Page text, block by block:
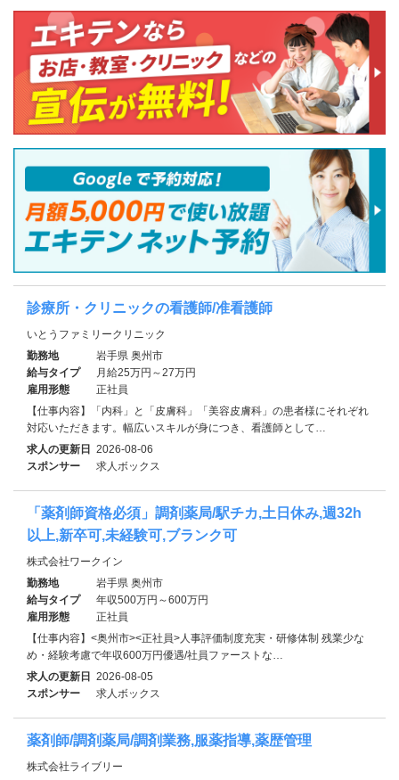
診療所・クリニックの看護師/准看護師
いとうファミリークリニック
勤務地
岩手県 奥州市
給与タイプ
月給25万円～27万円
雇用形態
正社員
【仕事内容】「内科」と「皮膚科」「美容皮膚科」の患者様にそれぞれ
対応いただきます。幅広いスキルが身につき、看護師として…
求人の更新日 2026-08-06
スポンサー
求人ボックス
「薬剤師資格必須」調剤薬局/駅チカ,土日休み,週32h
以上,新卒可,未経験可,ブランク可
株式会社ワークイン
勤務地
岩手県 奥州市
給与タイプ
年収500万円～600万円
雇用形態
正社員
【仕事内容】<奥州市><正社員>人事評価制度充実・研修体制 残業少な
め・経験考慮で年収600万円優遇/社員ファーストな…
求人の更新日 2026-08-05
スポンサー
求人ボックス
薬剤師/調剤薬局/調剤業務,服薬指導,薬歴管理
株式会社ライブリー